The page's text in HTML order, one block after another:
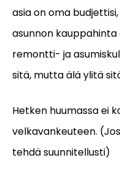
asia on oma
asunnon
remontti- ja
sitä, mutta älä ylitä
Hetken huumassa ei
velkavankeuteen.
tehdä suunnitellusti)